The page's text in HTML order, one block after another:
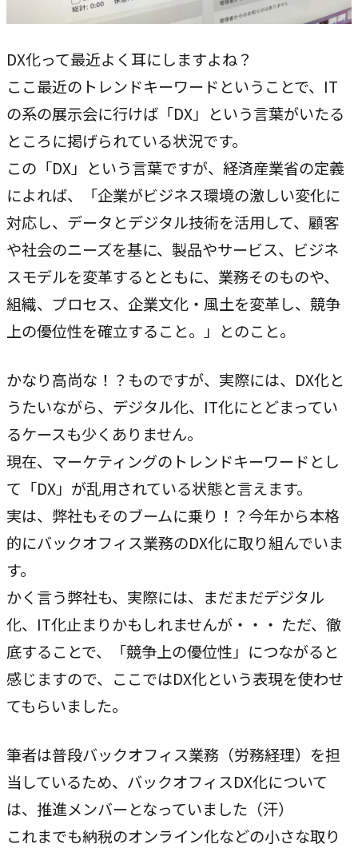
実行支援
サービス
独自のフレームワークとソリューションで、お客様の課題
オリジナルフレームワーク
→
独自の問題解決手法
LHソリューション
幅広い解決手段
自社プロダクト
独自開発のプロダクトで、お客様のビジネスをサポートし
TVable
→
眠る画面をサイネージに
指示や修正を直感的に
noNego
→
適正価格を守る仕組みに
VALUES
大切にしていること
DX化って最近よく耳にしますよね？
ここ最近のトレンドキーワードということで、IT
の系の展示会に行けば「DX」という言葉がいたる
ところに掲げられている状況です。
この「DX」という言葉ですが、経済産業省の定義
によれば、「企業がビジネス環境の激しい変化に
対応し、データとデジタル技術を活用して、顧客
や社会のニーズを基に、製品やサービス、ビジネ
スモデルを変革するとともに、業務そのものや、
組織、プロセス、企業文化・風土を変革し、競争
上の優位性を確立すること。」とのこと。
かなり高尚な！？ものですが、実際には、DX化と
うたいながら、デジタル化、IT化にとどまってい
るケースも少くありません。
現在、マーケティングのトレンドキーワードとし
て「DX」が乱用されている状態と言えます。
実は、弊社もそのブームに乗り！？今年から本格
的にバックオフィス業務のDX化に取り組んでいま
す。
かく言う弊社も、実際には、まだまだデジタル
化、IT化止まりかもしれませんが・・・ ただ、徹
底することで、「競争上の優位性」につながると
感じますので、ここではDX化という表現を使わせ
てもらいました。
筆者は普段バックオフィス業務（労務経理）を担
当しているため、バックオフィスDX化について
は、推進メンバーとなっていました（汗）
これまでも納税のオンライン化などの小さな取り